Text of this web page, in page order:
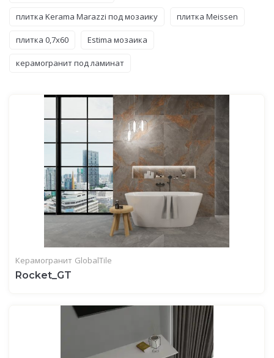
плитка Kerama Marazzi под мозаику плитка Meissen
плитка 0,7x60 Estima мозаика
керамогранит под ламинат
Керамогранит GlobalTile
Rocket_GT